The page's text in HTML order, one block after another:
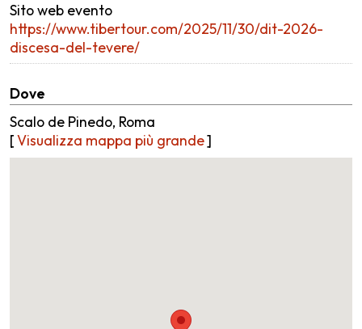
Sito web evento
https://www.tibertour.com/2025/11/30/dit-2026-
discesa-del-tevere/
Dove
Scalo de Pinedo, Roma
[Visualizza mappa più grande]